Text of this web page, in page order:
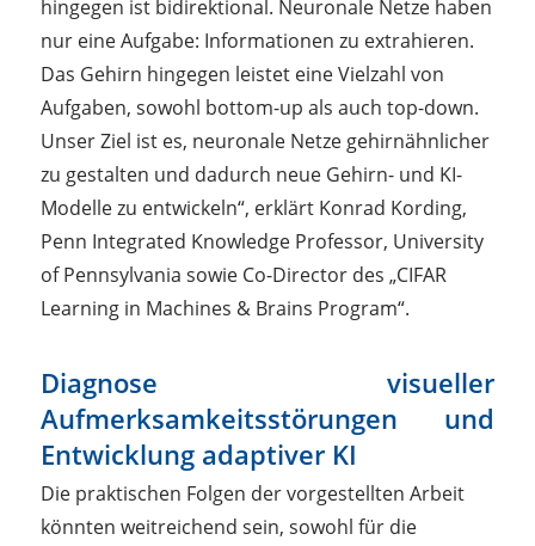
hingegen ist bidirektional. Neuronale Netze haben
nur eine Aufgabe: Informationen zu extrahieren.
Das Gehirn hingegen leistet eine Vielzahl von
Aufgaben, sowohl bottom-up als auch top-down.
Unser Ziel ist es, neuronale Netze gehirnähnlicher
zu gestalten und dadurch neue Gehirn- und KI-
Modelle zu entwickeln“, erklärt Konrad Kording,
Penn Integrated Knowledge Professor, University
of Pennsylvania sowie Co-Director des „CIFAR
Learning in Machines & Brains Program“.
Diagnose visueller
Aufmerksamkeitsstörungen und
Entwicklung adaptiver KI
Die praktischen Folgen der vorgestellten Arbeit
könnten weitreichend sein, sowohl für die